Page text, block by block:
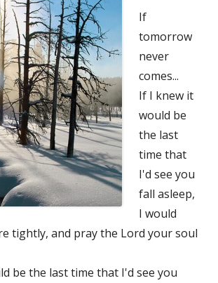
If
tomorrow
never
comes...
If I knew it
would be
the last
time that
I'd see you
fall asleep,
I would
tightly, and pray the Lord your soul
be the last time that I'd see you